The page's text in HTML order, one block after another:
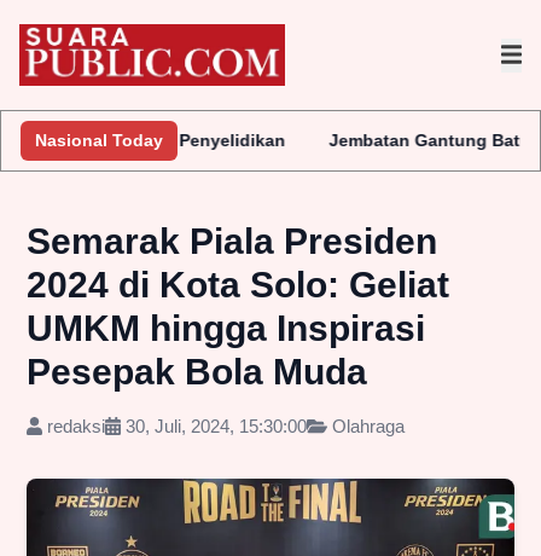
Nasional Today
Penyelidikan Jembatan Gantung Batu Pepe Rp10
Semarak Piala Presiden
2024 di Kota Solo: Geliat
UMKM hingga Inspirasi
Pesepak Bola Muda
redaksi 30, Juli, 2024, 15:30:00 Olahraga